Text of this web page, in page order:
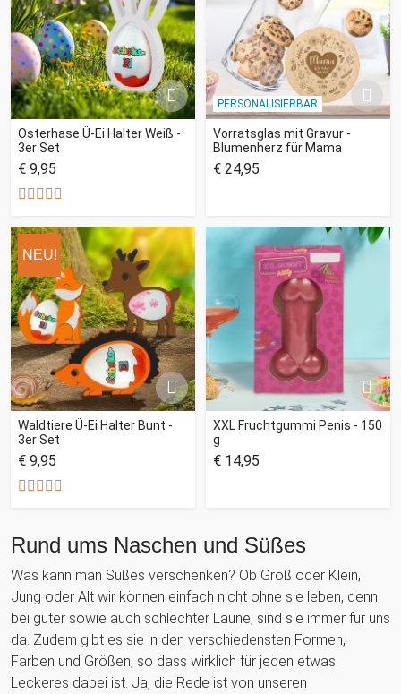
Osterhase Ü-Ei Halter Weiß -
3er Set
€ 9,95
PERSONALISIERBAR
Vorratsglas mit Gravur -
Blumenherz für Mama
€ 24,95
NEU!
Waldtiere Ü-Ei Halter Bunt -
3er Set
€ 9,95
XXL Fruchtgummi Penis - 150
g
€ 14,95
Rund ums Naschen und Süßes
Was kann man Süßes verschenken? Ob Groß oder Klein,
Jung oder Alt wir können einfach nicht ohne sie leben, denn
bei guter sowie auch schlechter Laune, sind sie immer für uns
da. Zudem gibt es sie in den verschiedensten Formen,
Farben und Größen, so dass wirklich für jeden etwas
Leckeres dabei ist. Ja, die Rede ist von unseren